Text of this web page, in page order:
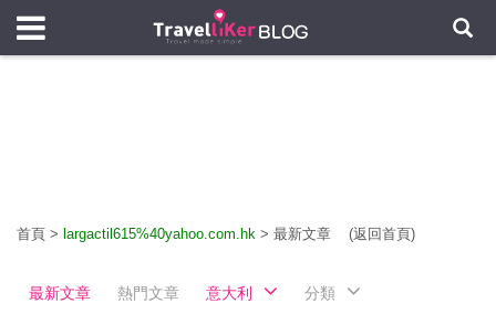
首頁 > largactil615%40yahoo.com.hk > 最新文章 (返回首頁)
最新文章 熱門文章 意大利 分類